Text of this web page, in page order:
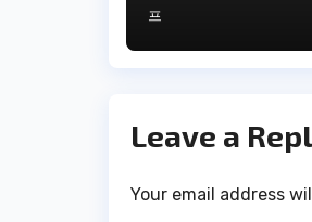
프
Leave a
Your email address